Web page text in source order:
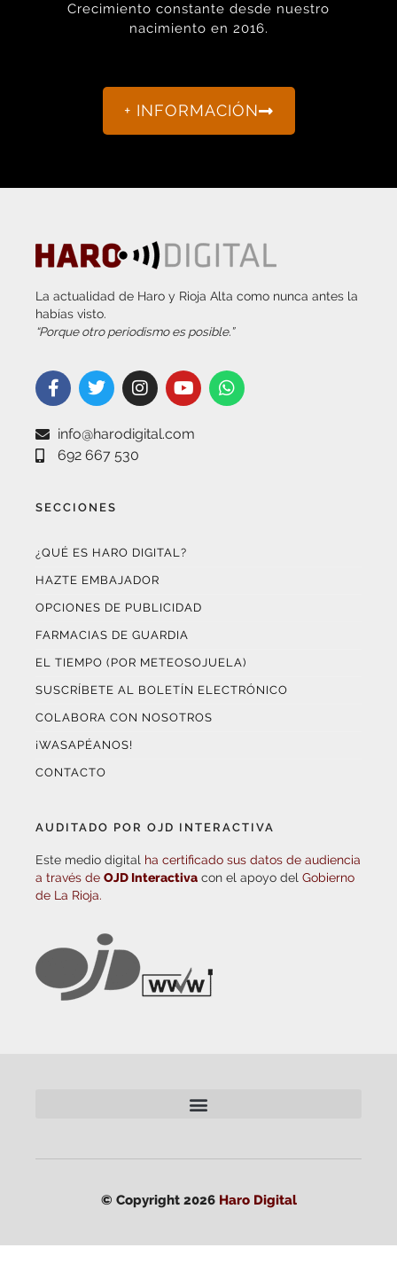
Crecimiento constante desde nuestro
nacimiento en 2016.
+ INFORMACIÓN
La actualidad de Haro y Rioja Alta como nunca antes la
habías visto.
“Porque otro periodismo es posible.”
info@harodigital.com
692 667 530
SECCIONES
¿QUÉ ES HARO DIGITAL?
HAZTE EMBAJADOR
OPCIONES DE PUBLICIDAD
FARMACIAS DE GUARDIA
EL TIEMPO (POR METEOSOJUELA)
SUSCRÍBETE AL BOLETÍN ELECTRÓNICO
COLABORA CON NOSOTROS
¡WASAPÉANOS!
CONTACTO
AUDITADO POR OJD INTERACTIVA
Este medio digital ha certificado sus datos de audiencia
a través de OJD Interactiva con el apoyo del Gobierno
de La Rioja.
© Copyright 2026 Haro Digital